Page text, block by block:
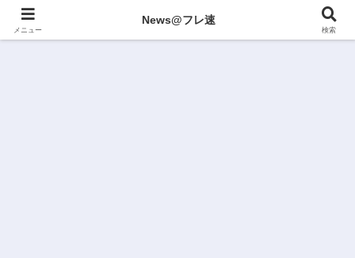
メニュー
News@フレ速
検索